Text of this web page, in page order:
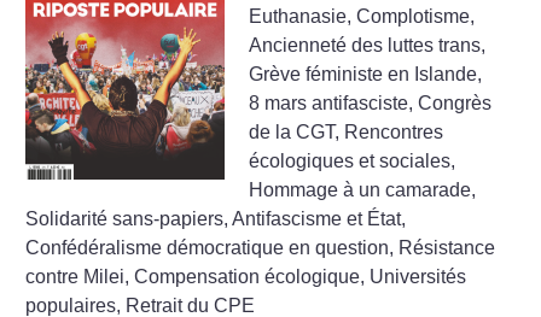
Euthanasie, Complotisme,
Ancienneté des luttes trans,
Grève féministe en Islande,
8 mars antifasciste, Congrès
de la CGT, Rencontres
écologiques et sociales,
Hommage à un camarade,
Solidarité sans-papiers, Antifascisme et État,
Confédéralisme démocratique en question, Résistance
contre Milei, Compensation écologique, Universités
populaires, Retrait du CPE